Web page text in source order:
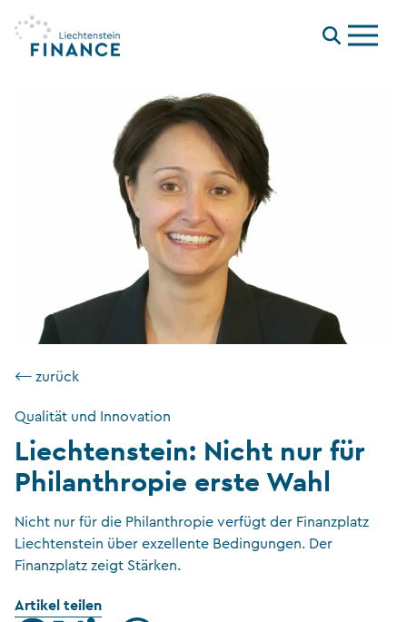
Menu
⟵ zurück
Qualität und Innovation
Liechtenstein: Nicht nur für
Philanthropie erste Wahl
Nicht nur für die Philanthropie verfügt der Finanzplatz
Liechtenstein über exzellente Bedingungen. Der
Finanzplatz zeigt Stärken.
Artikel teilen